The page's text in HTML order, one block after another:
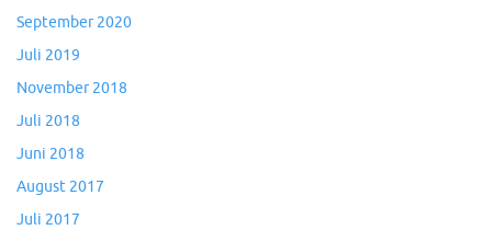
September 2020
Juli 2019
November 2018
Juli 2018
Juni 2018
August 2017
Juli 2017